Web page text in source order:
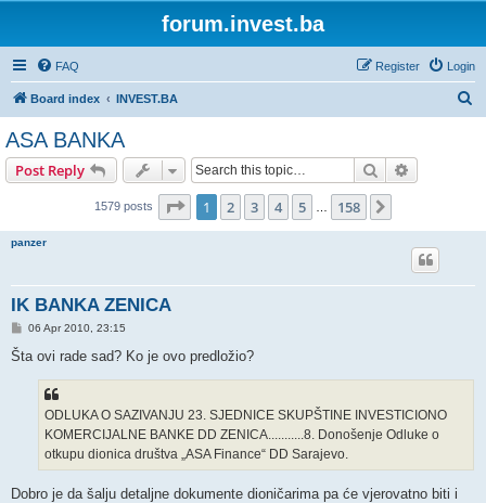
forum.invest.ba
FAQ Login
Register
Board index INVEST.BA
ASA BANKA
Post Reply Search
1579 posts Page 1of 158
1 2 3 4 5 158
panzer
IK BANKA ZENICA
P
s
06 Apr 2010, 23:15
Šta ovi rade sad? Ko je ovo predložio?
ODLUKA O SAZIVANJU 23. SJEDNICE SKUPŠTINE INVESTICIONO
KOMERCIJALNE BANKE DD ZENICA...........8. Donošenje Odluke o
otkupu dionica društva „ASA Finance“ DD Sarajevo.
Dobro je da šalju detaljne dokumente dioničarima pa će vjerovatno biti i